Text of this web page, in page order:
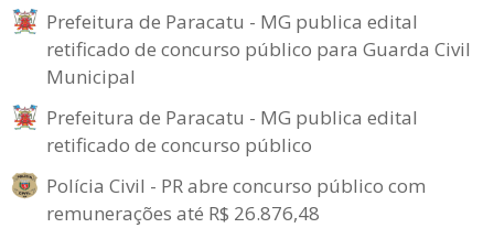
Prefeitura de Paracatu - MG publica edital
retificado de concurso público para Guarda Civil
Municipal
Prefeitura de Paracatu - MG publica edital
retificado de concurso público
Polícia Civil - PR abre concurso público com
remunerações até R$ 26.876,48